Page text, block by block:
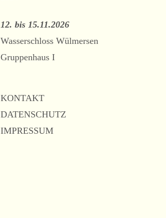
2004 – FRÜHJAHR
2003 – HERBST
12. bis 15.11.2026
Wasserschloss Wülmersen
Gruppenhaus I
KONTAKT
DATENSCHUTZ
IMPRESSUM